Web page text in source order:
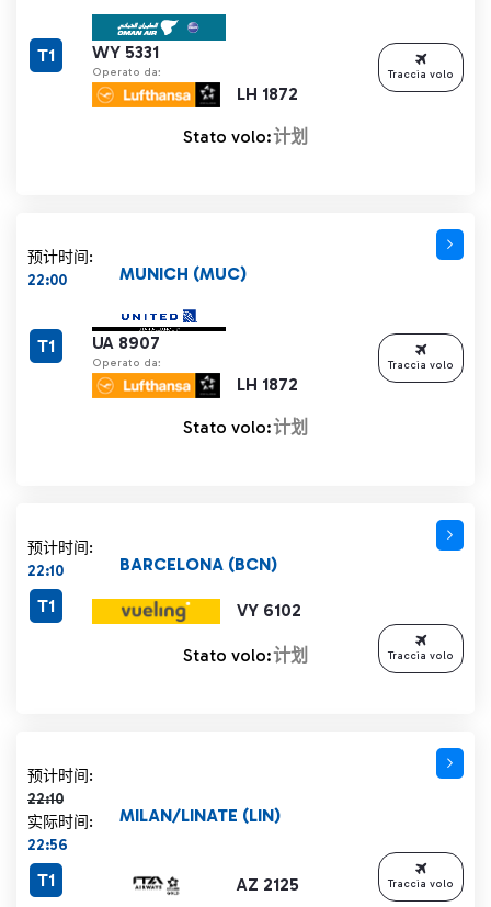
WY 5331
Operato da:
LH 1872
T1
Stato volo:计划
Traccia volo
预计时间:
22:00
UA 8907
Operato da:
LH 1872
MUNICH (MUC)
T1
Stato volo:计划
Traccia volo
预计时间:
22:10
VY 6102
BARCELONA (BCN)
T1
Stato volo:计划 Traccia volo
预计时间:
22:10
计划时间 22:10 删除线
实际时间:
22:56
AZ 2125
MILAN/LINATE (LIN)
T1 Traccia volo